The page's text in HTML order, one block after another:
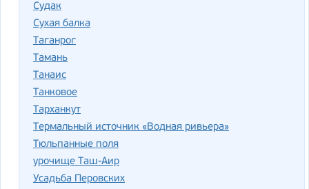
Судак
Сухая балка
Таганрог
Тамань
Танаис
Танковое
Тарханкут
Термальный источник «Водная ривьера»
Тюльпанные поля
урочище Таш-Аир
Усадьба Перовских